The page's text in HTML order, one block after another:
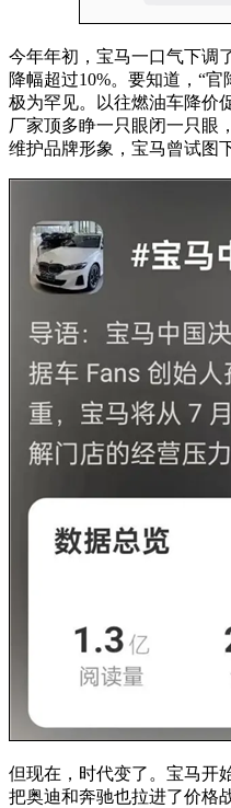
今年年初，宝马一口气下调
降幅超过10%。要知道，“
极为罕见。以往燃油车降价
厂家顶多睁一只眼闭一只眼
维护品牌形象，宝马曾试图
但现在，时代变了。宝马开
把奥迪和奔驰也拉进了价格